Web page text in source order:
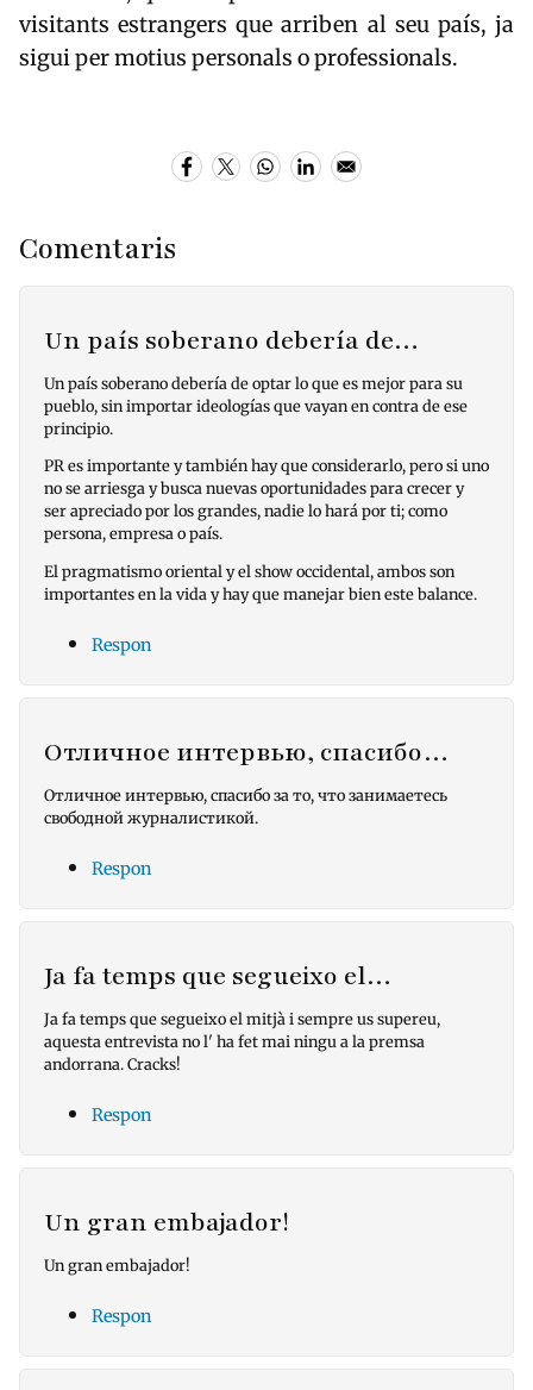
visitants estrangers que arriben al seu país, ja
sigui per motius personals o professionals.
Comentaris
Un país soberano debería de…
Un país soberano debería de optar lo que es mejor para su
pueblo, sin importar ideologías que vayan en contra de ese
principio.
PR es importante y también hay que considerarlo, pero si uno
no se arriesga y busca nuevas oportunidades para crecer y
ser apreciado por los grandes, nadie lo hará por ti; como
persona, empresa o país.
El pragmatismo oriental y el show occidental, ambos son
importantes en la vida y hay que manejar bien este balance.
Respon
Отличное интервью, спасибо…
Отличное интервью, спасибо за то, что занимаетесь
свободной журналистикой.
Respon
Ja fa temps que segueixo el…
Ja fa temps que segueixo el mitjà i sempre us supereu,
aquesta entrevista no l' ha fet mai ningu a la premsa
andorrana. Cracks!
Respon
Un gran embajador!
Un gran embajador!
Respon